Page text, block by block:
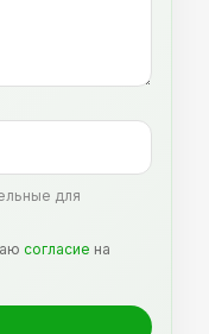
для
согласие на